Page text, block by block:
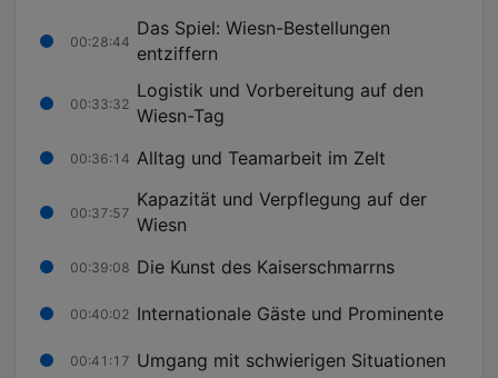
00:28:44
Das Spiel: Wiesn-Bestellungen
entziffern
00:33:32
Logistik und Vorbereitung auf den
Wiesn-Tag
00:36:14 Alltag und Teamarbeit im Zelt
00:37:57
Kapazität und Verpflegung auf der
Wiesn
00:39:08 Die Kunst des Kaiserschmarrns
00:40:02 Internationale Gäste und Prominente
00:41:17 Umgang mit schwierigen Situationen